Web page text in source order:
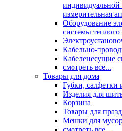
индивидуальной
измерительная
Оборудование
системы
Кабельно-
Кабеленесущие
смотреть все...
Товары для дома
Губки, салфетки
Изделия для
Корзина
Товары для
Мешки для
смотреть все...